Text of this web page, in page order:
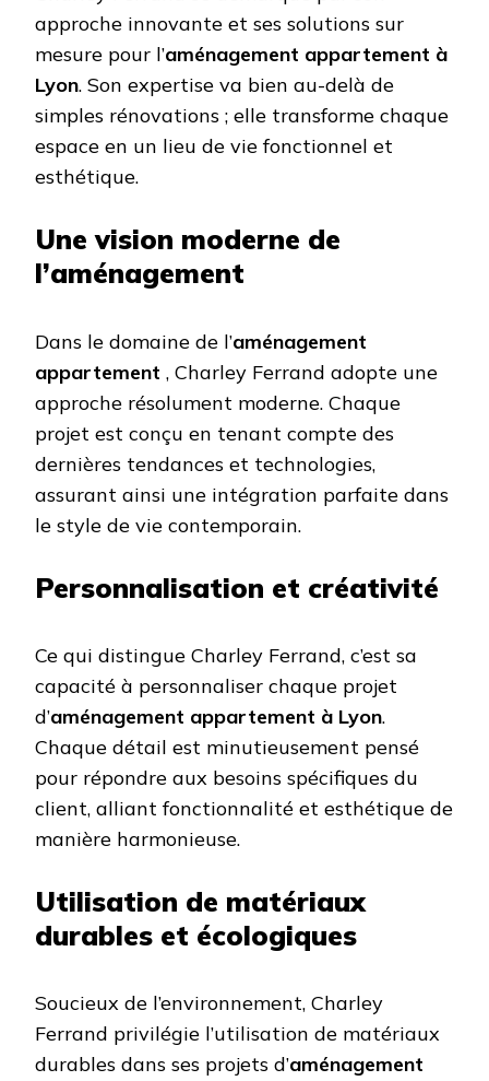
approche innovante et ses solutions sur
mesure pour l’aménagement appartement à
Lyon. Son expertise va bien au-delà de
simples rénovations ; elle transforme chaque
espace en un lieu de vie fonctionnel et
esthétique.
Une vision moderne de
l’aménagement
Dans le domaine de l’aménagement
appartement , Charley Ferrand adopte une
approche résolument moderne. Chaque
projet est conçu en tenant compte des
dernières tendances et technologies,
assurant ainsi une intégration parfaite dans
le style de vie contemporain.
Personnalisation et créativité
Ce qui distingue Charley Ferrand, c’est sa
capacité à personnaliser chaque projet
d’aménagement appartement à Lyon.
Chaque détail est minutieusement pensé
pour répondre aux besoins spécifiques du
client, alliant fonctionnalité et esthétique de
manière harmonieuse.
Utilisation de matériaux
durables et écologiques
Soucieux de l’environnement, Charley
Ferrand privilégie l’utilisation de matériaux
durables dans ses projets d’aménagement